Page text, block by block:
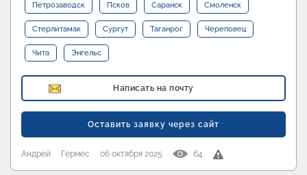
Петрозаводск Псков Саранск Смоленск
Стерлитамак Сургут Таганрог Череповец
Чита Энгельс
Написать на почту
Оставить заявку через сайт
Андрей Гермес 06 октября 2025 64